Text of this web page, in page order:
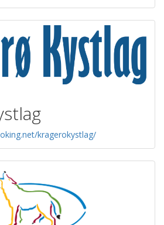
kragerokystlag/